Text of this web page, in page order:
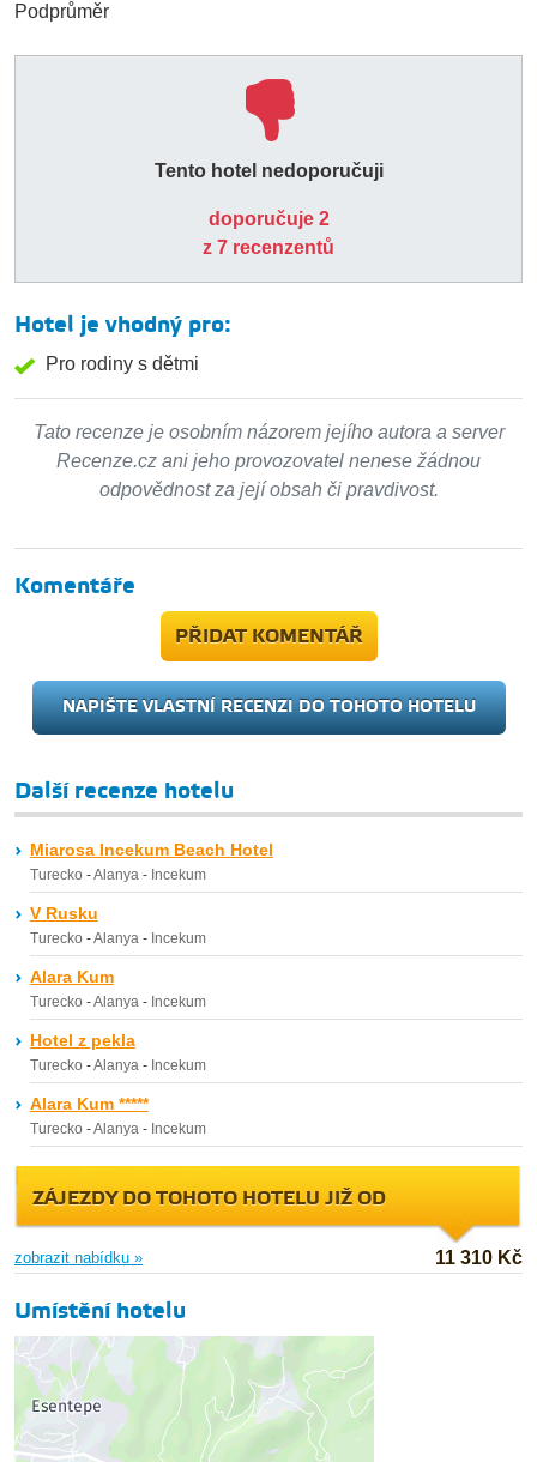
Podprůměr
Tento hotel nedoporučuji
doporučuje 2
z 7 recenzentů
Hotel je vhodný pro:
Pro rodiny s dětmi
Tato recenze je osobním názorem jejího autora a server
Recenze.cz ani jeho provozovatel nenese žádnou
odpovědnost za její obsah či pravdivost.
Komentáře
PŘIDAT KOMENTÁŘ
NAPIŠTE VLASTNÍ RECENZI DO TOHOTO HOTELU
Další recenze hotelu
Miarosa Incekum Beach Hotel
Turecko -Alanya- Incekum
V Rusku
Turecko -Alanya- Incekum
Alara Kum
Turecko -Alanya- Incekum
Hotel z pekla
Turecko -Alanya- Incekum
Alara Kum *****
Turecko -Alanya- Incekum
ZÁJEZDY DO TOHOTO HOTELU JIŽ OD
zobrazit nabídku » 11 310 Kč
Umístění hotelu